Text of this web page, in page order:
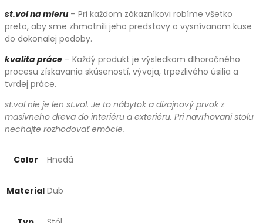
st.vol na mieru– Pri každom zákazníkovi robíme všetko
preto, aby sme zhmotnili jeho predstavy o vysnívanom kuse
do dokonalej podoby.
kvalita práce – Každý produkt je výsledkom dlhoročného
procesu získavania skúseností, vývoja, trpezlivého úsilia a
tvrdej práce.
st.vol nie je len st.vol. Je to nábytok a dizajnový prvok z
masívneho dreva do interiéru a exteriéru. Pri navrhovaní stolu
nechajte rozhodovať emócie.
Color Hnedá
Material Dub